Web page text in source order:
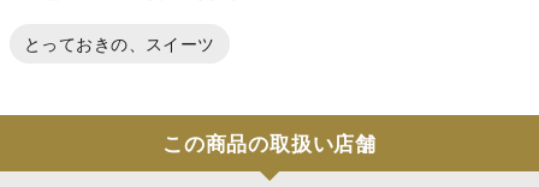
とっておきの、スイーツ
この商品の取扱い店舗